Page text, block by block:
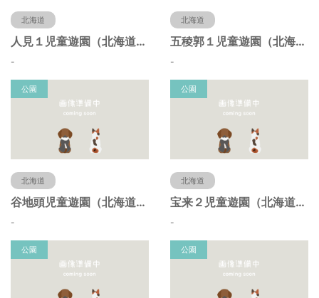
北海道
人見１児童遊園（北海道函館市）
-
北海道
五稜郭１児童遊園（北海道函館市）
-
公園
北海道
谷地頭児童遊園（北海道函館市）
-
公園
北海道
宝来２児童遊園（北海道函館市）
-
公園 公園